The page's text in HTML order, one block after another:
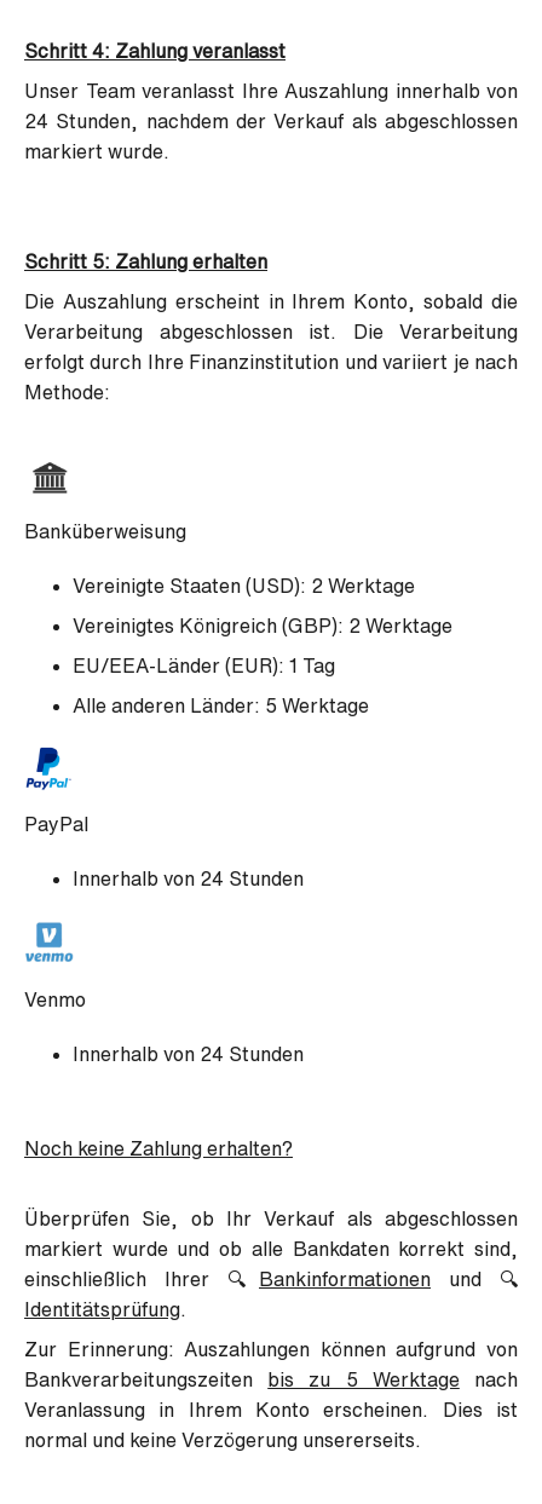
Schritt 4: Zahlung veranlasst
Unser Team veranlasst Ihre Auszahlung innerhalb von
24 Stunden, nachdem der Verkauf als abgeschlossen
markiert wurde.
Schritt 5: Zahlung erhalten
Die Auszahlung erscheint in Ihrem Konto, sobald die
Verarbeitung abgeschlossen ist. Die Verarbeitung
erfolgt durch Ihre Finanzinstitution und variiert je nach
Methode:
Banküberweisung
Vereinigte Staaten (USD): 2 Werktage
Vereinigtes Königreich (GBP): 2 Werktage
EU/EEA-Länder (EUR): 1 Tag
Alle anderen Länder: 5 Werktage
PayPal
Innerhalb von 24 Stunden
Venmo
Innerhalb von 24 Stunden
Noch keine Zahlung erhalten?
Überprüfen Sie, ob Ihr Verkauf als abgeschlossen
markiert wurde und ob alle Bankdaten korrekt sind,
einschließlich Ihrer 🔍
Bankinformationen und 🔍
Identitätsprüfung
Zur Erinnerung: Auszahlungen können aufgrund von
Bankverarbeitungszeiten
bis zu 5 Werktagenach
Veranlassung in Ihrem Konto erscheinen. Dies ist
normal und keine Verzögerung unsererseits.